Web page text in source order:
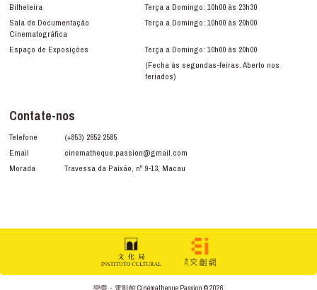
Bilheteira
Terça a Domingo: 10h00 às 23h30
Sala de Documentação
Cinematográfica
Terça a Domingo: 10h00 às 20h00
Espaço de Exposições
Terça a Domingo: 10h00 às 20h00
(Fecha às segundas-feiras. Aberto nos
feriados)
Contate-nos
Telefone
(+853) 2852 2585
Email
cinematheque.passion@gmail.com
Morada
Travessa da Paixão, nº 9-13, Macau